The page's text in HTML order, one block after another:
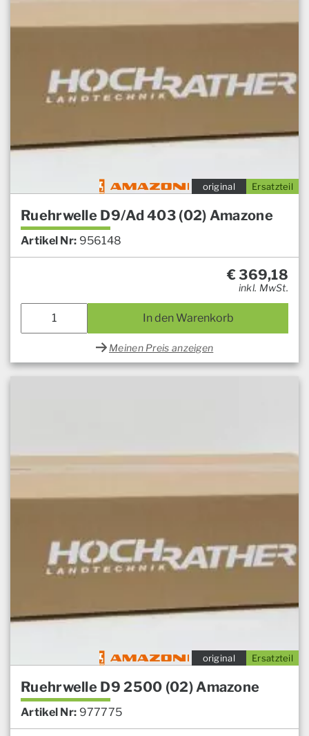
Ersatzteil
original
Ruehrwelle D9/Ad 403 (02) Amazone
Artikel Nr: 956148
€369,18
inkl. MwSt.
In den Warenkorb
Meinen Preis anzeigen
Ersatzteil
original
Ruehrwelle D9 2500 (02) Amazone
Artikel Nr: 977775